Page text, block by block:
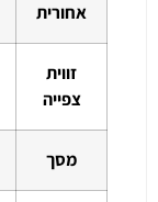
אחורית
זווית
צפייה
מסך